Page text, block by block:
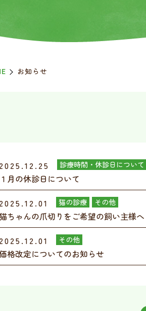
お知らせ
2025.12.25 診療時間・休診日について
１月の休診日について
2025.12.01
猫の診療 その他
ちゃんの爪切りをご希望の飼い主様へ
2025.12.01
その他
格改定についてのお知らせ